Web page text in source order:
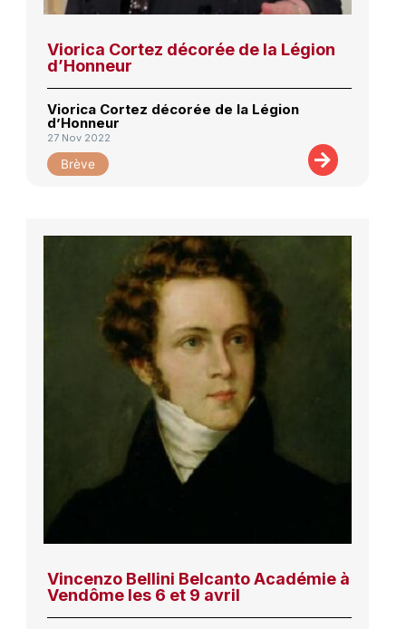
Viorica Cortez décorée de la Légion
d’Honneur
Viorica Cortez décorée de la Légion
d’Honneur
27 Nov 2022
Brève
Vincenzo Bellini Belcanto Académie à
Vendôme les 6 et 9 avril